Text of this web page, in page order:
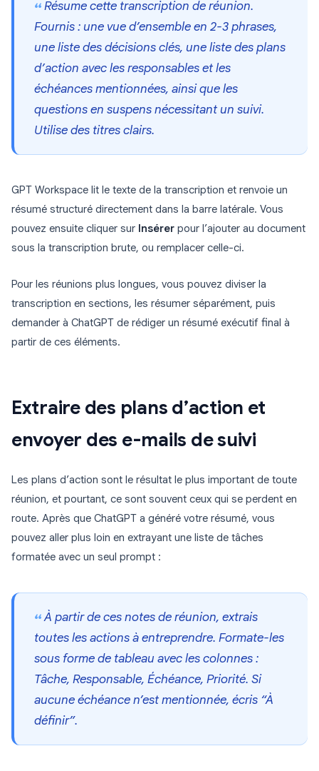
Résume cette transcription de réunion.
Fournis : une vue d’ensemble en 2-3 phrases,
une liste des décisions clés, une liste des plans
d’action avec les responsables et les
échéances mentionnées, ainsi que les
questions en suspens nécessitant un suivi.
Utilise des titres clairs.
GPT Workspace lit le texte de la transcription et renvoie un
résumé structuré directement dans la barre latérale. Vous
pouvez ensuite cliquer sur Insérer pour l’ajouter au document
sous la transcription brute, ou remplacer celle-ci.
Pour les réunions plus longues, vous pouvez diviser la
transcription en sections, les résumer séparément, puis
demander à ChatGPT de rédiger un résumé exécutif final à
partir de ces éléments.
Extraire des plans d’action et
envoyer des e-mails de suivi
Les plans d’action sont le résultat le plus important de toute
réunion, et pourtant, ce sont souvent ceux qui se perdent en
route. Après que ChatGPT a généré votre résumé, vous
pouvez aller plus loin en extrayant une liste de tâches
formatée avec un seul prompt :
À partir de ces notes de réunion, extrais
toutes les actions à entreprendre. Formate-les
sous forme de tableau avec les colonnes :
Tâche, Responsable, Échéance, Priorité. Si
aucune échéance n’est mentionnée, écris “À
définir”.